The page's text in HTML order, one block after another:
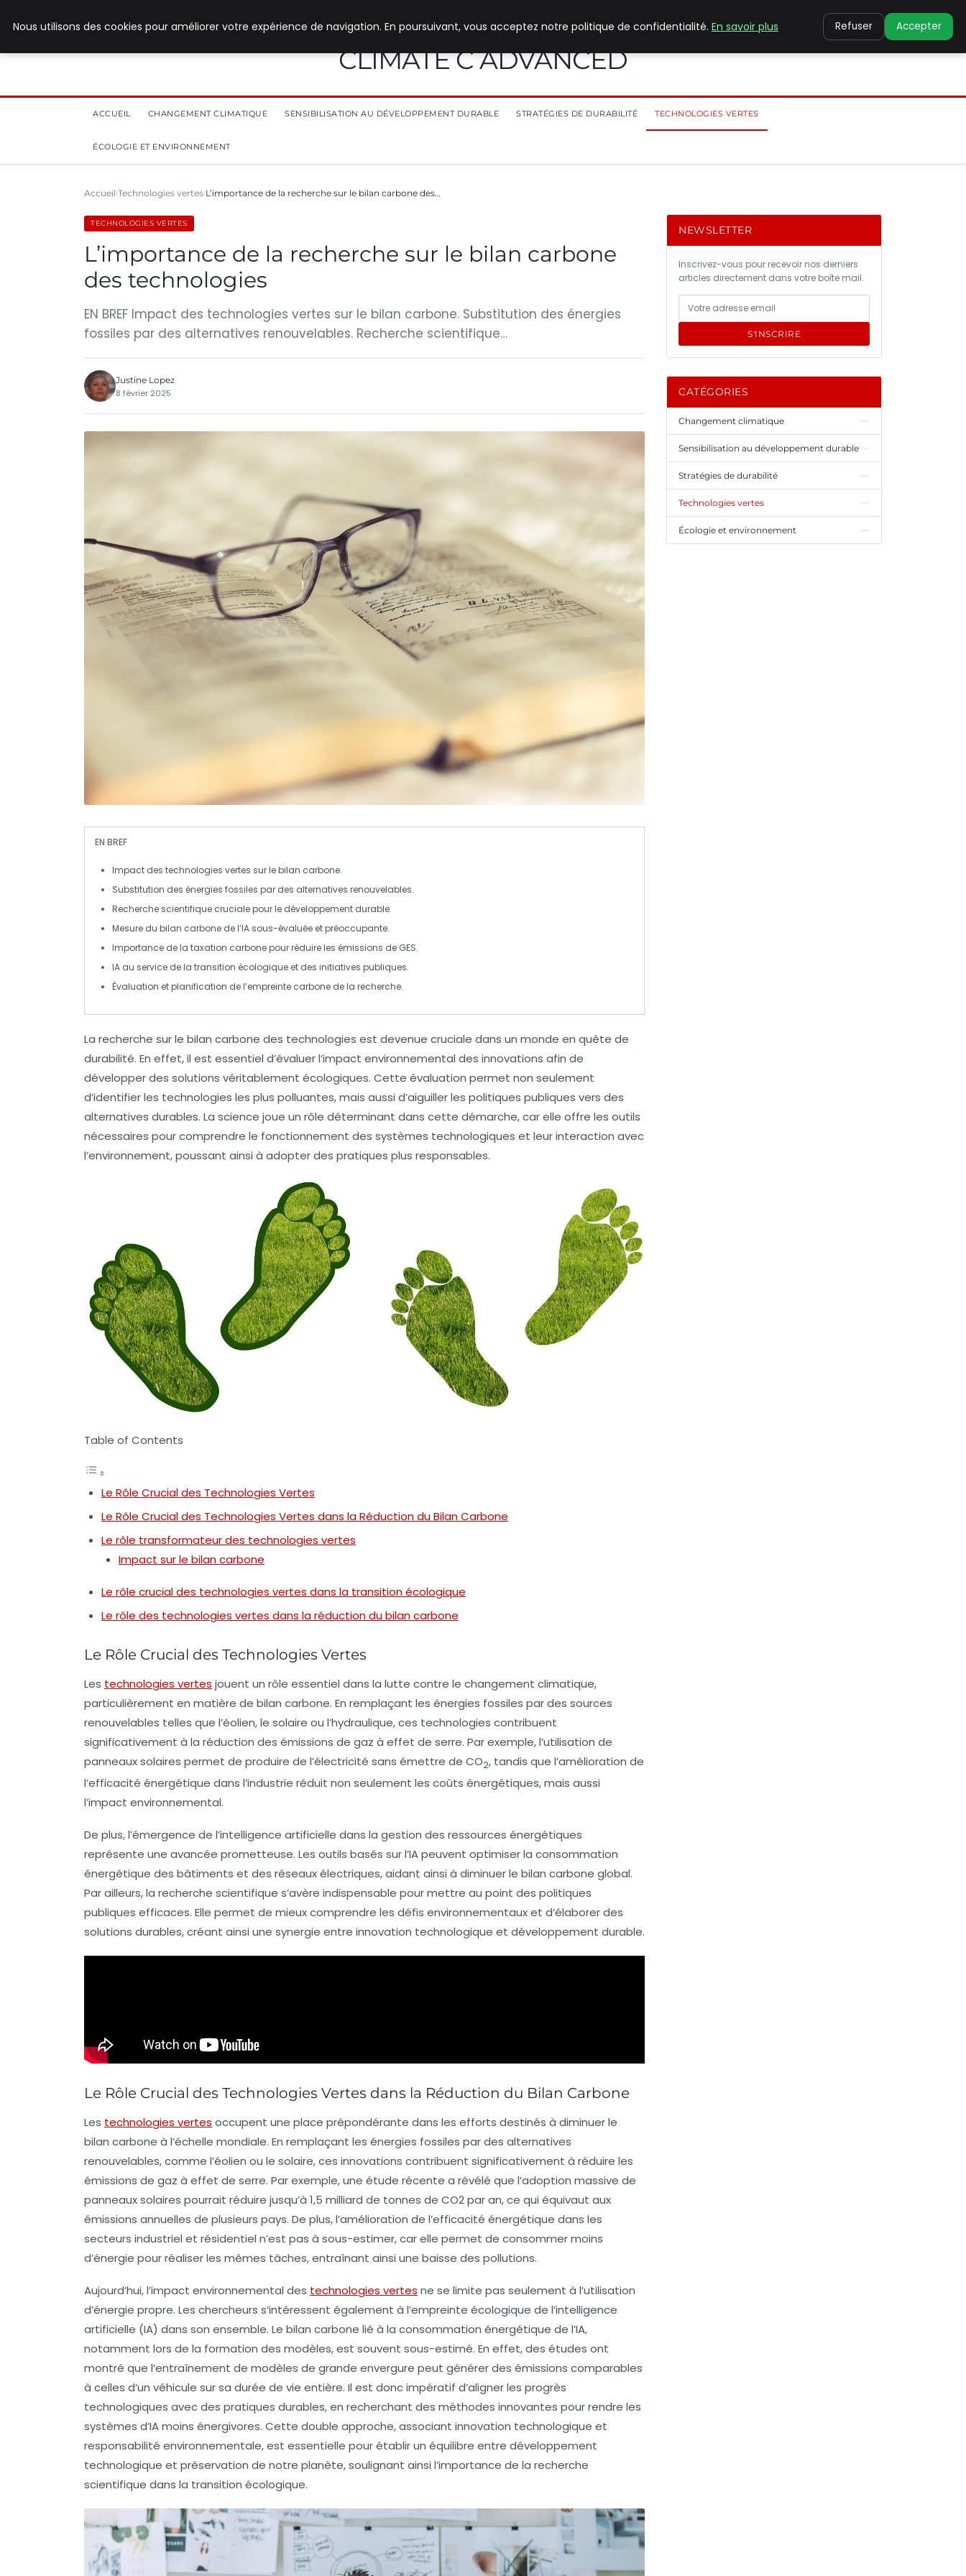
CLIMATE C ADVANCED
ACCUEIL CHANGEMENT CLIMATIQUE SENSIBILISATION AU DÉVELOPPEMENT DURABLE STRATÉGIES DE DURABILITÉ TECHNOLOGIES VERTES
ÉCOLOGIE ET ENVIRONNEMENT
Accueil Technologies vertes L’importance de la recherche sur le bilan carbone des…
TECHNOLOGIES VERTES
L’importance de la recherche sur le bilan carbone
des technologies
EN BREF Impact des technologies vertes sur le bilan carbone. Substitution des énergies
fossiles par des alternatives renouvelables. Recherche scientifique…
Justine Lopez
8 février 2025
EN BREF
Impact des technologies vertes sur lebilan carbone.
Substitution des énergies fossiles par des alternatives renouvelables.
Recherche scientifique cruciale pour le développement durable.
Mesure du bilan carbone de l’IA sous-évaluée et préoccupante.
Importance de la taxation carbonepour réduire les émissions de GES.
IA au service de la transition écologique et des initiatives publiques.
Évaluation et planification de l’empreinte carbone de la recherche.
La recherche sur le bilan carbone des technologies est devenue cruciale dans un monde en quête de
durabilité. En effet, il est essentiel d’évaluer l’impact environnemental des innovations afin de
développer des solutions véritablement écologiques. Cette évaluation permet non seulement
d’identifier les technologies les plus polluantes, mais aussi d’aiguiller les politiques publiques vers des
alternatives durables. La science joue un rôle déterminant dans cette démarche, car elle offre les outils
nécessaires pour comprendre le fonctionnement des systèmes technologiques et leur interaction avec
l’environnement, poussant ainsi à adopter des pratiques plus responsables.
Table of Contents
Le Rôle Crucial des Technologies Vertes
Le Rôle Crucial des Technologies Vertes dans la Réduction du Bilan Carbone
Le rôle transformateur des technologies vertes
Impact sur le bilan carbone
Le rôle crucial des technologies vertes dans la transition écologique
Le rôle des technologies vertes dans la réduction du bilan carbone
Le Rôle Crucial des Technologies Vertes
Les technologies vertes jouent un rôle essentiel dans la lutte contre le changement climatique,
particulièrement en matière de bilan carbone. En remplaçant les énergies fossiles par des sources
renouvelables telles que l’éolien, le solaire ou l’hydraulique, ces technologies contribuent
significativement à la réduction des émissions de gaz à effet de serre. Par exemple, l’utilisation de
panneaux solaires permet de produire de l’électricité sans émettre de CO2, tandis que l’amélioration de
l’efficacité énergétique dans l’industrie réduit non seulement les coûts énergétiques, mais aussi
l’impact environnemental.
De plus, l’émergence de l’intelligence artificielle dans la gestion des ressources énergétiques
représente une avancée prometteuse. Les outils basés sur l’IA peuvent optimiser la consommation
énergétique des bâtiments et des réseaux électriques, aidant ainsi à diminuer le bilan carbone global.
Par ailleurs, la recherche scientifique s’avère indispensable pour mettre au point des politiques
publiques efficaces. Elle permet de mieux comprendre les défis environnementaux et d’élaborer des
solutions durables, créant ainsi une synergie entre innovation technologique et développement durable.
Le Rôle Crucial des Technologies Vertes dans la Réduction du Bilan Carbone
Les technologies vertes occupent une place prépondérante dans les efforts destinés à diminuer le
bilan carbone à l’échelle mondiale. En remplaçant les énergies fossiles par des alternatives
renouvelables, comme l’éolien ou le solaire, ces innovations contribuent significativement à réduire les
émissions de gaz à effet de serre. Par exemple, une étude récente a révélé que l’adoption massive de
panneaux solaires pourrait réduire jusqu’à 1,5 milliard de tonnes de CO2par an, ce qui équivaut aux
émissions annuelles de plusieurs pays. De plus, l’amélioration de l’efficacité énergétique dans les
secteurs industriel et résidentiel n’est pas à sous-estimer, car elle permet de consommer moins
d’énergie pour réaliser les mêmes tâches, entraînant ainsi une baisse des pollutions.
Aujourd’hui, l’impact environnemental des technologies vertes ne se limite pas seulement à l’utilisation
d’énergie propre. Les chercheurs s’intéressent également à l’empreinte écologique de l’intelligence
artificielle (IA) dans son ensemble. Le bilan carbone lié à la consommation énergétique de l’IA,
notamment lors de la formation des modèles, est souvent sous-estimé. En effet, des études ont
montré que l’entraînement de modèles de grande envergure peut générer des émissions comparables
à celles d’un véhicule sur sa durée de vie entière. Il est donc impératif d’aligner les progrès
technologiques avec des pratiques durables, en recherchant des méthodes innovantes pour rendre les
systèmes d’IA moins énergivores. Cette double approche, associant innovation technologique et
responsabilité environnementale, est essentielle pour établir un équilibre entre développement
technologique et préservation de notre planète, soulignant ainsi l’importance de la recherche
scientifique dans la transition écologique.
NEWSLETTER
Inscrivez-vous pour recevoir nos derniers
articles directement dans votre boîte mail.
S'INSCRIRE
CATÉGORIES
Changement climatique
Sensibilisation au développement durable
Stratégies de durabilité
Technologies vertes
Écologie et environnement
Nous utilisons des cookies pour améliorer votre expérience de navigation. En poursuivant, vous acceptez notre politique de confidentialité. En savoir plus Refuser Accepter